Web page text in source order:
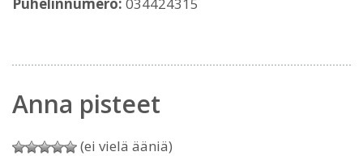
Anna pisteet
(ei vielä ääniä)